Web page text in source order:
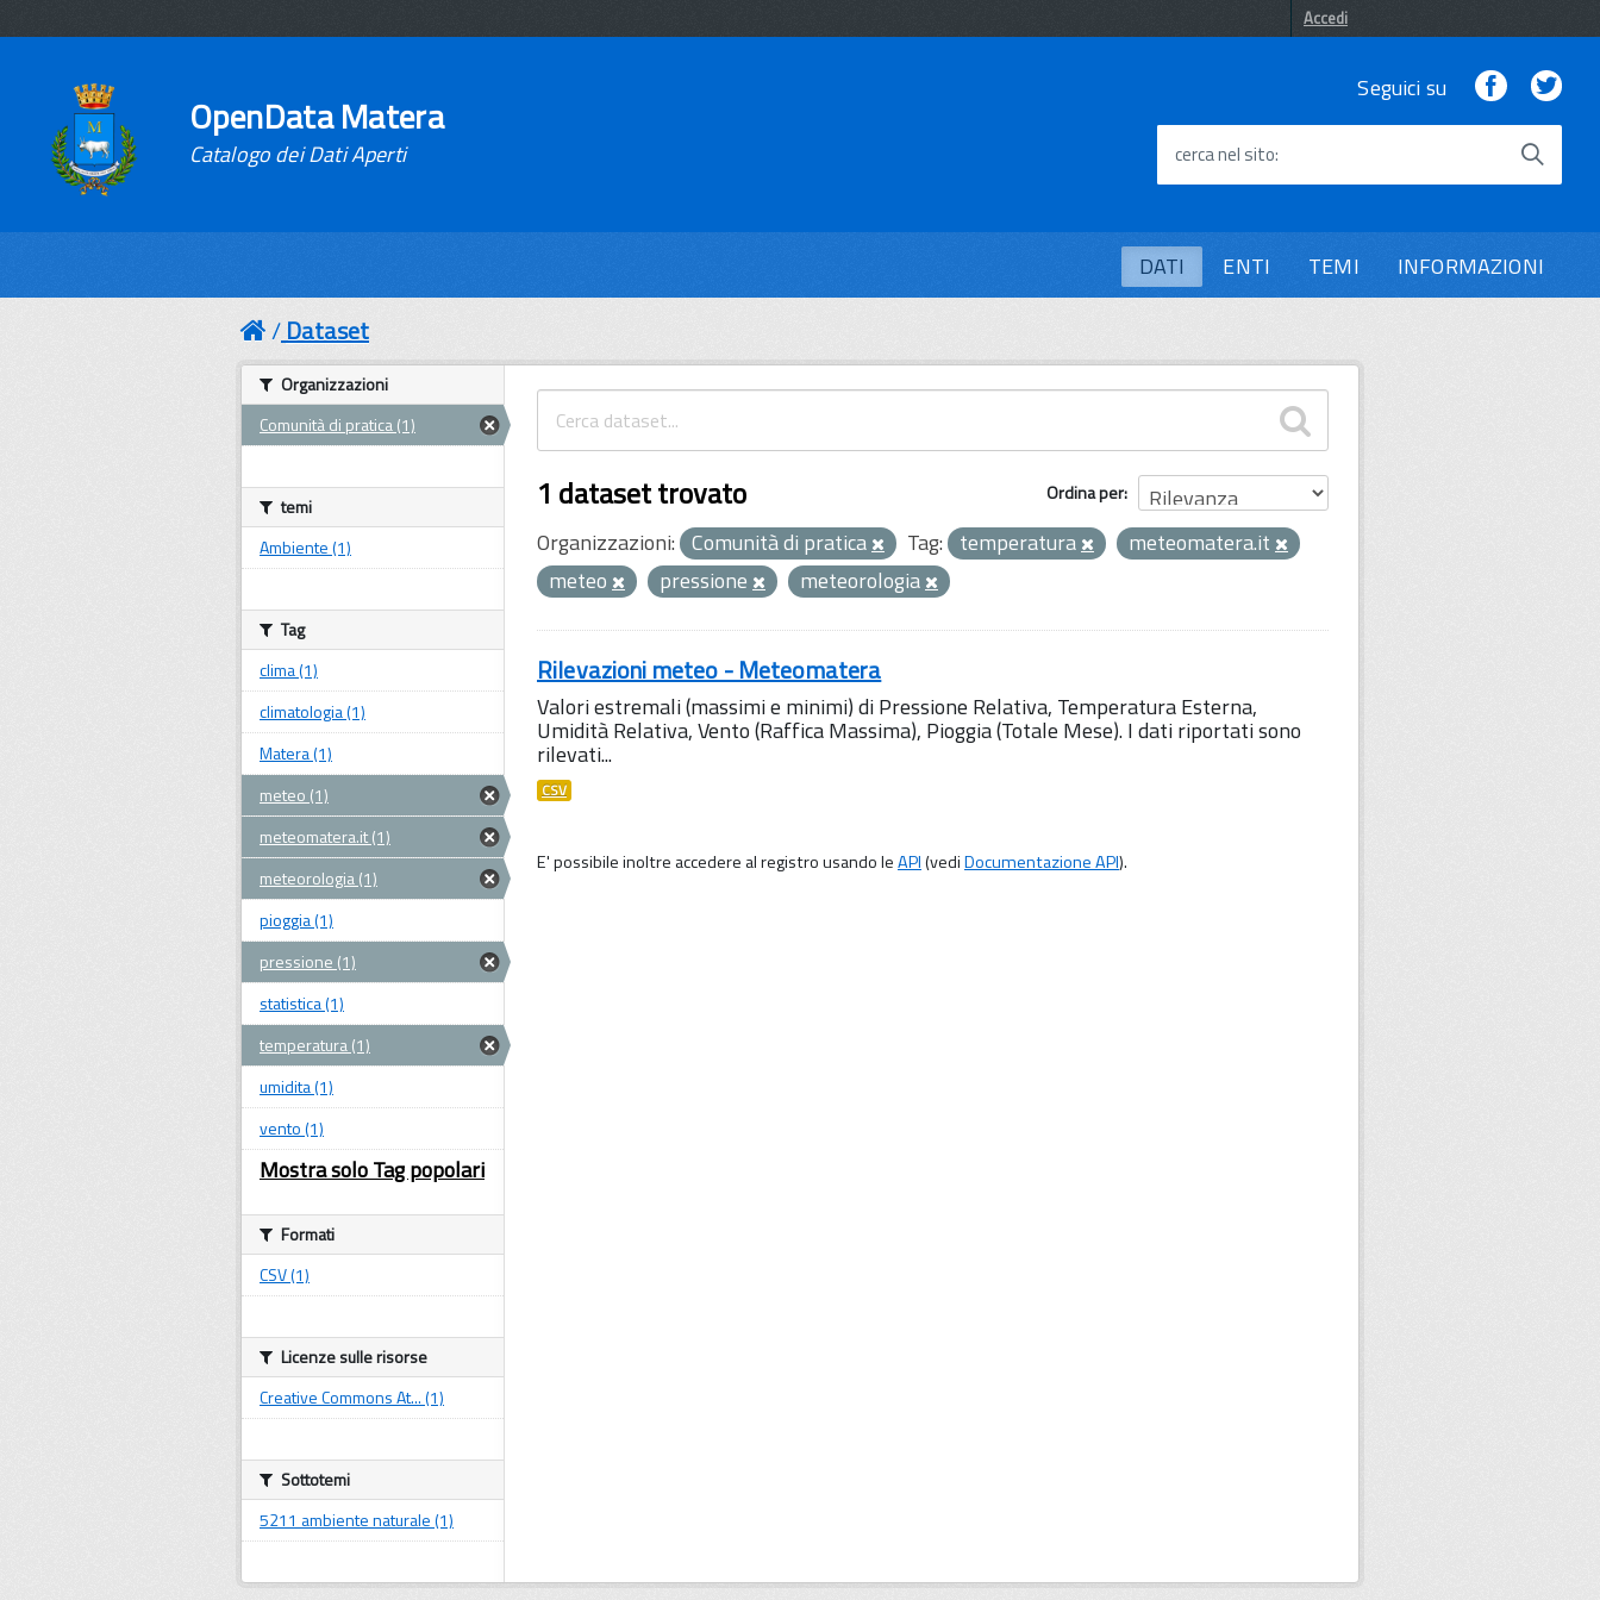
Accedi
OpenData Matera
Catalogo dei Dati Aperti
Seguici su Facebook
cerca nel sito
DATI ENTI TEMI INFORMAZIONI
Dataset
Ordina per
1 dataset trovato
Organizzazioni: Comunità di pratica Tag: temperatura
meteomatera.it
meteo
pressione meteorologia
Rilevazioni meteo - Meteomatera
Valori estremali (massimi e minimi) di Pressione Relativa, Temperatura Esterna,
Umidità Relativa, Vento (Raffica Massima), Pioggia (Totale Mese). I dati riportati sono
rilevati...
CSV
E' possibile inoltre accedere al registro usando leAPI(vediDocumentazione API).
Organizzazioni
Comunità di pratica (1)
temi
Ambiente (1)
Tag
clima (1)
climatologia (1)
Matera (1)
meteo (1)
meteomatera.it (1)
meteorologia (1)
pioggia (1)
pressione (1)
statistica (1)
temperatura (1)
umidita (1)
vento (1)
Mostra solo Tag popolari
Formati
CSV (1)
Licenze sulle risorse
Creative Commons At... (1)
Sottotemi
5211 ambiente naturale (1)